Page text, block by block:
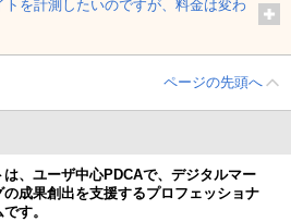
を計測したいのですが、料金は変わ
ページの先頭へ
は、ユーザ中心PDCAで、デジタルマー
の成果創出を支援するプロフェッショナ
す。